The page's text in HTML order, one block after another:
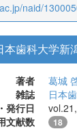
naid/
本歯科大学新
著者 葛城
雑誌
日本
発行日
文献数
18